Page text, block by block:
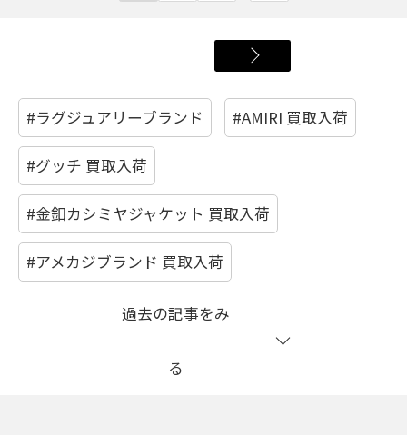
#ラグジュアリーブランド #AMIRI 買取入荷
#グッチ 買取入荷
#金釦カシミヤジャケット 買取入荷
#アメカジブランド 買取入荷
過去の記事をみ
る